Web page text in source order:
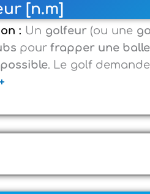
[n.m]
: Un golfeur(ou une
pour frapper une balle
. Le golf